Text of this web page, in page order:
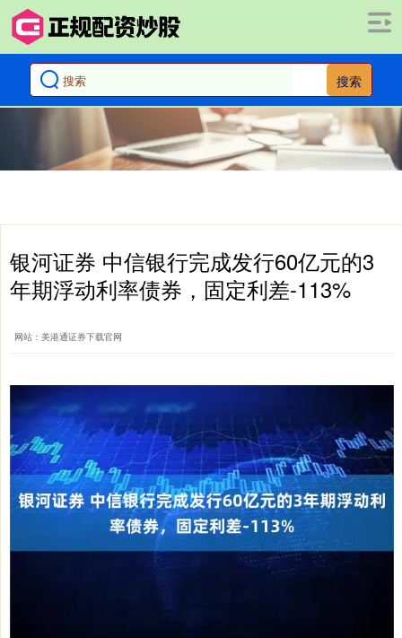
搜索
银河证券 中信银行完成发行60亿元的3
年期浮动利率债券，固定利差-113%
网站：美港通证券下载官网